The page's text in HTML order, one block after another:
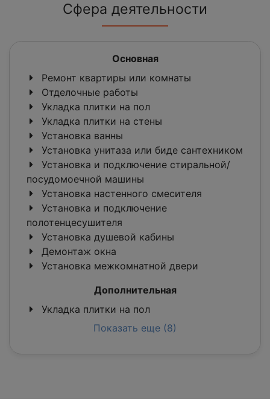
Сфера деятельности
Основная
Ремонт квартиры или комнаты
Отделочные работы
Укладка плитки на пол
Укладка плитки на стены
Установка ванны
Установка унитаза или биде сантехником
Установка и подключение стиральной/
посудомоечной машины
Установка настенного смесителя
Установка и подключение
полотенцесушителя
Установка душевой кабины
Демонтаж окна
Установка межкомнатной двери
Дополнительная
Укладка плитки на пол
Показать еще (8)